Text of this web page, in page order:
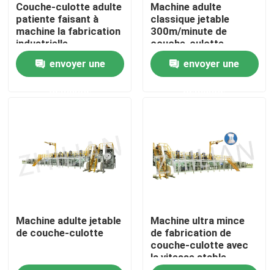
Produits
Au sujet de nous
Contactez-nous
Couche-culotte adulte
patiente faisant à
machine la fabrication
industrielle
envoyer une
Machine adulte
classique jetable
300m/minute de
couche-culotte
envoyer une
Machine adulte jetable
de couche-culotte
Machine ultra mince
de fabrication de
couche-culotte avec
la vitesse stable